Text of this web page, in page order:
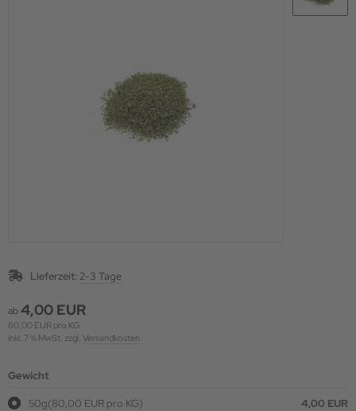
Lieferzeit: 2-3 Tage
ab4,00 EUR
80,00 EUR pro KG
inkl. 7 % MwSt. zzgl. Versandkosten
Gewicht
50g(80,00 EUR pro KG) 4,00 EUR